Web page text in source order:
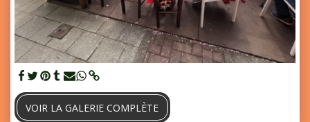
VOIR LA GALERIE COMPLÈTE